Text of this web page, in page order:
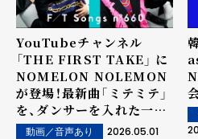
YouTubeチャンネル
「THE FIRST TAKE」 に
NOMELON NOLEMON
が登場！最新曲「ミテミテ」
を、ダンサーを入れた一発
撮りでパフォーマンス！
動画／音声あり 2026.05.01